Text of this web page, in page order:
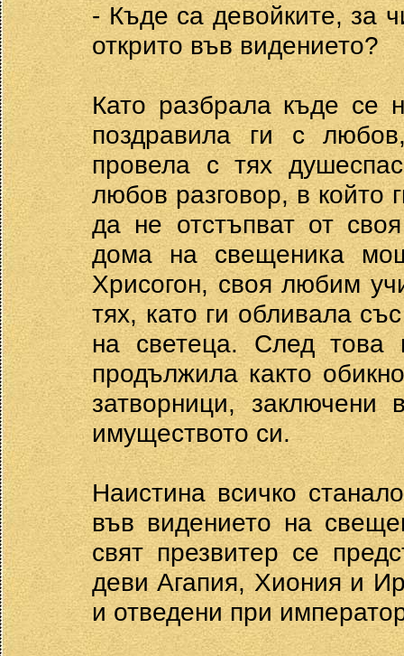
- Къде са девойките, за
открито във видението?
Като разбрала къде се
поздравила ги с
провела с тях
любов разговор, в който
да не отстъпват от
дома на свещеника
Хрисогон, своя любим
тях, като ги обливала
на светеца. След
продължила както
затворници,
имуществото си.
Наистина всичко
във видението на
свят презвитер се
деви Агапия, Хиония и
и отведени при